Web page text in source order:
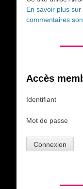
En savoir plus
commentaires
Accès
Identifiant
Mot de passe